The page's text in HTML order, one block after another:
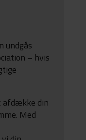
undgås
– hvis
afdække din
Med